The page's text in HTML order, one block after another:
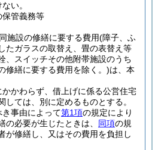
い。
保管義務等
施設の修繕に要する費用(障子、ふ
たガラスの取替え、畳の表替え等
、スイッチその他附帯施設のうち
修繕に要する費用を除く。)は、本
かかわらず、借上げに係る公営住宅
しては、別に定めるものとする。
き事由によって第1項の規定により
の必要が生じたときは、 同項の規
が修繕し、又はその費用を負担し